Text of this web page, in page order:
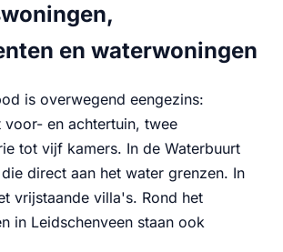
en waterwoningen
is overwegend eengezins:
voor- en achtertuin, twee
tot vijf kamers. In de Waterbuurt
direct aan het water grenzen. In
vrijstaande villa's. Rond het
in Leidschenveen staan ook